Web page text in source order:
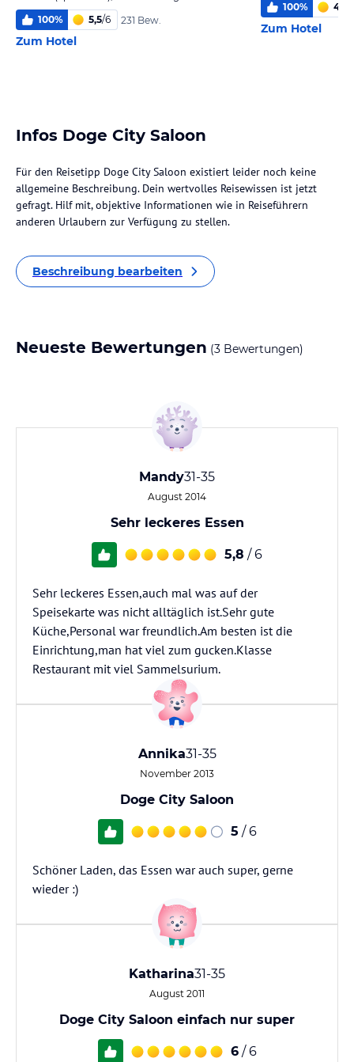
100% 5,5/6 231 Bew.
Zum Hotel
100% 4,8
Zum Hotel
Infos Doge City Saloon
Für den Reisetipp Doge City Saloon existiert leider noch keine
allgemeine Beschreibung. Dein wertvolles Reisewissen ist jetzt
gefragt. Hilf mit, objektive Informationen wie in Reiseführern
anderen Urlaubern zur Verfügung zu stellen.
Beschreibung bearbeiten
Neueste Bewertungen (3 Bewertungen)
Mandy31-35
August 2014
Sehr leckeres Essen
5,8 / 6
Sehr leckeres Essen,auch mal was auf der
Speisekarte was nicht alltäglich ist.Sehr gute
Küche,Personal war freundlich.Am besten ist die
Einrichtung,man hat viel zum gucken.Klasse
Restaurant mit viel Sammelsurium.
Annika31-35
November 2013
Doge City Saloon
5 / 6
Schöner Laden, das Essen war auch super, gerne
wieder :)
Katharina31-35
August 2011
Doge City Saloon einfach nur super
6 / 6